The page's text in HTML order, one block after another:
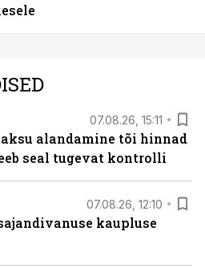
07.08.26, 15:11
alandamine tõi hinnad
seal tugevat kontrolli
07.08.26, 12:10
kaupluse